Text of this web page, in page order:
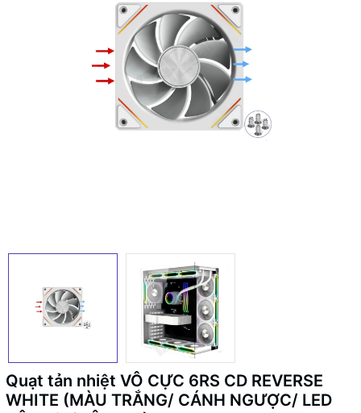
Quạt tản nhiệt VÔ CỰC 6RS CD REVERSE
WHITE (MÀU TRẮNG/ CÁNH NGƯỢC/ LED